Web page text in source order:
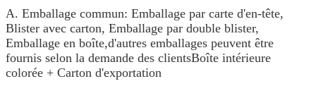
A. Emballage commun: Emballage par carte d'en-tête,
Blister avec carton, Emballage par double blister,
Emballage en boîte,d'autres emballages peuvent être
fournis selon la demande des clientsBoîte intérieure
colorée + Carton d'exportation